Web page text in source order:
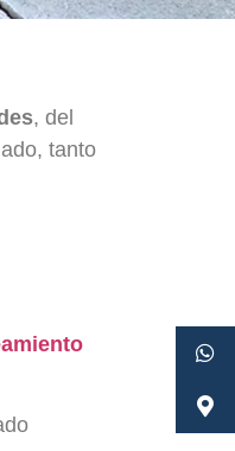
, del
tanto